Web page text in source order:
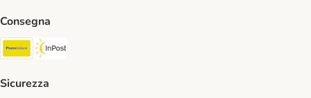
Consegna
Poste Italiane. Shipping Method
Sicurezza